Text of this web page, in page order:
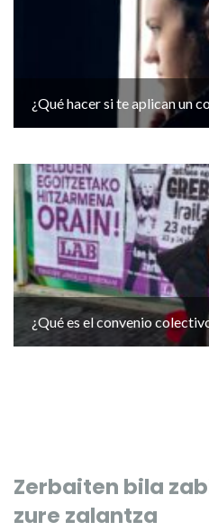
¿Qué hacer si te aplican un
¿Qué es el convenio
Zerbaiten bila
zure zalantza